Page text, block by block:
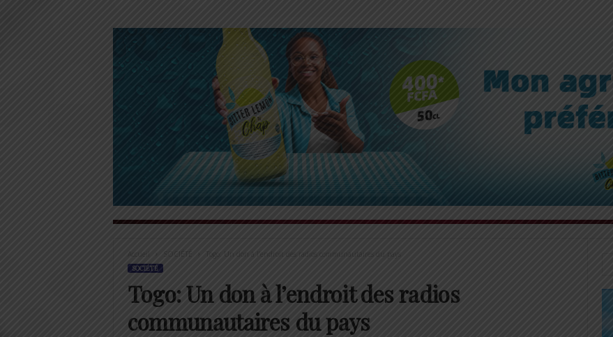
Accueil Togo: Un don à l’endroit des radios communautaires du pays
SOCIÉTÉ
Togo: Un don à l’endroit des radios
communautaires du pays